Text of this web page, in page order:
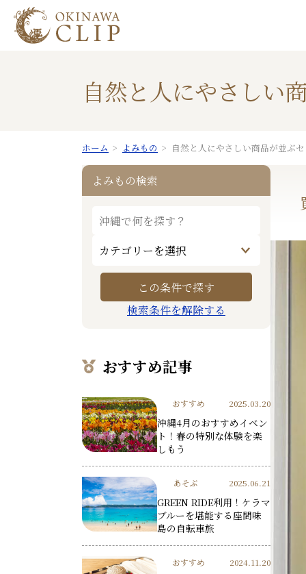
自然と人にやさしい
ホーム よみもの 自然と人にやさしい商品が並ぶ
よみもの検索
検索条件を解除する
おすすめ記事
おすすめ 2025.03.20
沖縄4月のおすすめイベン
ト！春の特別な体験を楽
しもう
あそぶ 2025.06.21
GREEN RIDE利用！ケラマ
ブルーを堪能する座間味
島の自転車旅
おすすめ 2024.11.20